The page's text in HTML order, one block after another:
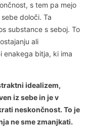
s tem pa mejo
določi. Ta
substance s seboj. To
ali
enakega bitja, ki ima
idealizem,
iz sebe in je v
neskončnost. To je
ne sme zmanjkati.